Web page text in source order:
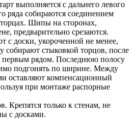
выполняется с дальнего левого
ряда собираются соединением
Шипы на сторонах,
предварительно срезаются.
с доски, укороченной не менее,
собирают стыковкой торцов, после
первым рядом. Последнюю полосу
подгонять по ширине. Между
оставляют компенсационный
при монтаже распорные
Крепятся только к стенам, не
с досками.